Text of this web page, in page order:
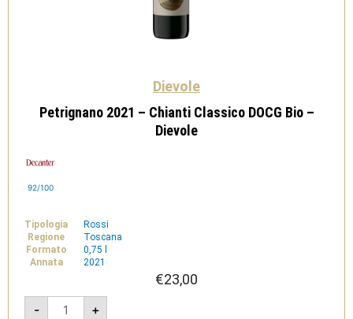
Dievole
Petrignano 2021 – Chianti Classico DOCG Bio –
Dievole
92/100
Tipologia
Rossi
Regione
Toscana
Formato
0,75 l
Annata
2021
€23,00
-
Petrignano
2021
+